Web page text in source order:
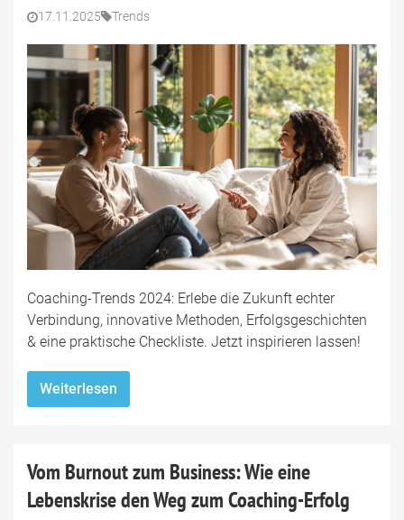
17.11.2025 Trends
Coaching-Trends 2024: Erlebe die Zukunft echter
Verbindung, innovative Methoden, Erfolgsgeschichten
& eine praktische Checkliste. Jetzt inspirieren lassen!
Weiterlesen
Vom Burnout zum Business: Wie eine
Lebenskrise den Weg zum Coaching-Erfolg